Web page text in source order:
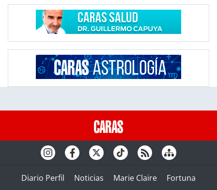
Diario Perfil Noticias Marie Claire
Fortuna